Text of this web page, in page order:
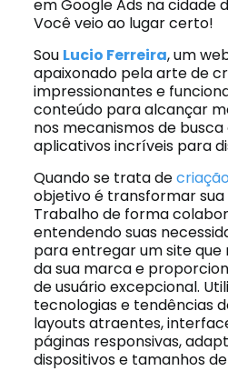
em Google Ads na cidade
Você veio ao lugar certo!
Sou Lucio Ferreira, um
apaixonado pela arte de
impressionantes e
conteúdo para alcançar
nos mecanismos de
aplicativos incríveis para
Quando se trata de
objetivo é transformar sua
Trabalho de forma
entendendo suas
para entregar um site
da sua marca e
de usuário excepcional.
tecnologias e tendências
layouts atraentes,
páginas responsivas,
dispositivos e tamanhos